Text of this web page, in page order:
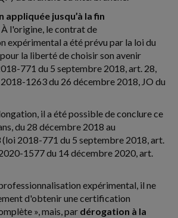
appliquée jusqu’à la fin
À l'origine, le contrat de
expérimental a été prévu par la loi du
la liberté de choisir son avenir
771 du 5 septembre 2018, art. 28,
1263 du 26 décembre 2018, JO du
il a été possible de conclure ce
du 28 décembre 2018 au
2018-771 du 5 septembre 2018, art.
1577 du 14 décembre 2020, art.
expérimental, il ne
d'obtenir une certification
», mais, par dérogation à la